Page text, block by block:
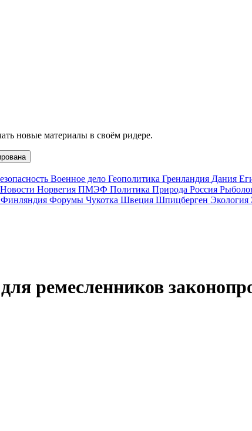
новые материалы в своём ридере.
Военное дело Геополитика Гренландия Дания
Новости Норвегия ПМЭФ Политика Природа Россия
Финляндия Форумы Чукотка Швеция Шпицберген Экология
ремесленников